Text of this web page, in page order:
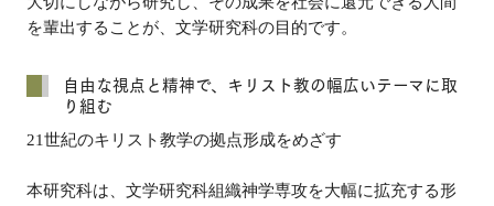
を輩出することが、文学研究科の目的です。
自由な視点と精神で、キリスト教の幅広いテーマに取
り組む
21世紀のキリスト教学の拠点形成をめざす
本研究科は、文学研究科組織神学専攻を大幅に拡充する形